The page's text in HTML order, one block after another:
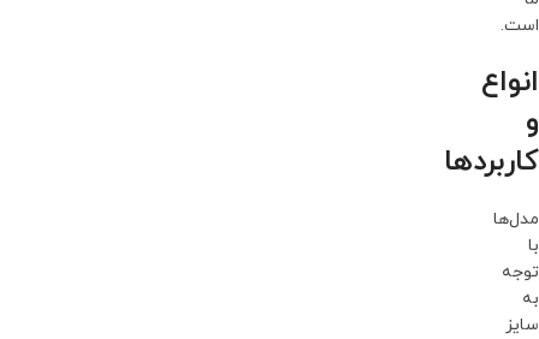
است.
انواع
و
کاربردها
مدل‌ها
با
توجه
به
سایز